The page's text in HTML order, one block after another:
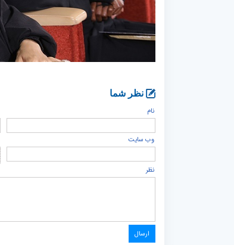
نظر شما
نام
وب سایت
نظر